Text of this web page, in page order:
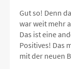
Gut so! Denn
war weit mehr
Das ist eine
Positives! Das
mit der neuen